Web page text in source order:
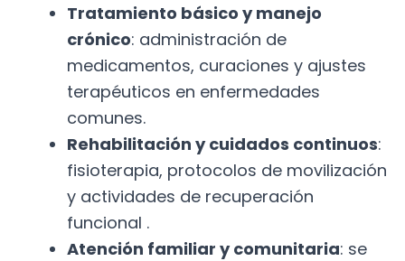
Tratamiento básico y manejo
crónico: administración de
medicamentos, curaciones y ajustes
terapéuticos en enfermedades
comunes.
Rehabilitación y cuidados continuos:
fisioterapia, protocolos de movilización
y actividades de recuperación
funcional .
Atención familiar y comunitaria: se